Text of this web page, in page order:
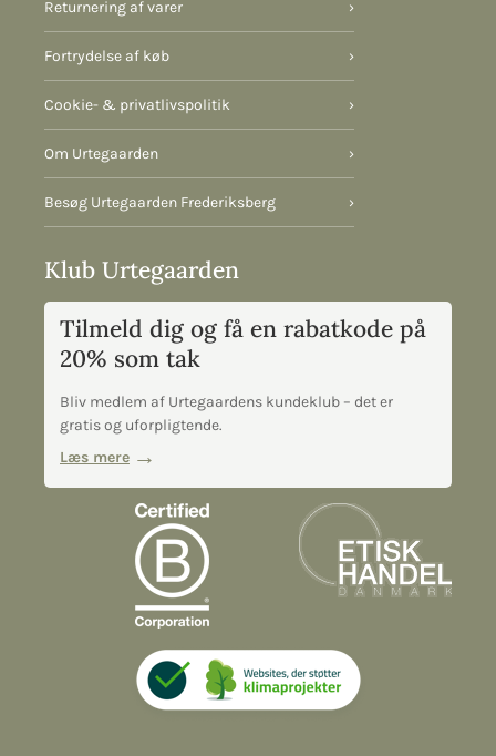
Returnering af varer ›
Fortrydelse af køb ›
Cookie- & privatlivspolitik ›
Om Urtegaarden ›
Besøg Urtegaarden Frederiksberg ›
Klub Urtegaarden
Tilmeld dig og få en rabatkode på
20% som tak
Bliv medlem af Urtegaardens kundeklub – det er
gratis og uforpligtende.
Læs mere